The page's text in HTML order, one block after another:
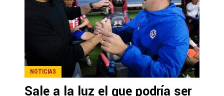
NOTICIAS
Sale a la luz el que podría ser